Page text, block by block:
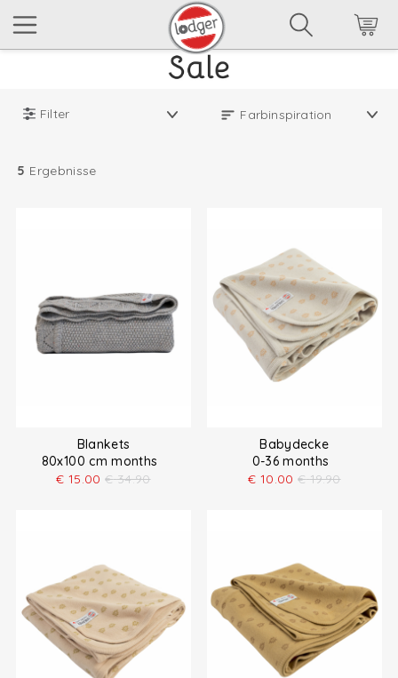
Filter
5 Ergebnisse
Blankets
80x100 cm months
€ 15.00 € 34.90
Babydecke
0-36 months
€ 10.00 € 19.90